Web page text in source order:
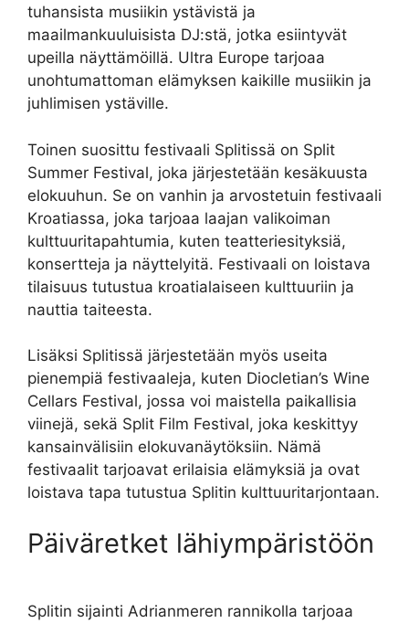
tuhansista musiikin ystävistä ja
maailmankuuluisista DJ:stä, jotka esiintyvät
upeilla näyttämöillä. Ultra Europe tarjoaa
unohtumattoman elämyksen kaikille musiikin ja
juhlimisen ystäville.
Toinen suosittu festivaali Splitissä on Split
Summer Festival, joka järjestetään kesäkuusta
elokuuhun. Se on vanhin ja arvostetuin festivaali
Kroatiassa, joka tarjoaa laajan valikoiman
kulttuuritapahtumia, kuten teatteriesityksiä,
konsertteja ja näyttelyitä. Festivaali on loistava
tilaisuus tutustua kroatialaiseen kulttuuriin ja
nauttia taiteesta.
Lisäksi Splitissä järjestetään myös useita
pienempiä festivaaleja, kuten Diocletian’s Wine
Cellars Festival, jossa voi maistella paikallisia
viinejä, sekä Split Film Festival, joka keskittyy
kansainvälisiin elokuvanäytöksiin. Nämä
festivaalit tarjoavat erilaisia elämyksiä ja ovat
loistava tapa tutustua Splitin kulttuuritarjontaan.
Päiväretket lähiympäristöön
Splitin sijainti Adrianmeren rannikolla tarjoaa